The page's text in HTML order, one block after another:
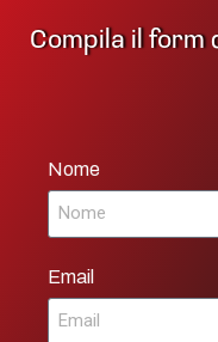
Compila il form
Nome
Email